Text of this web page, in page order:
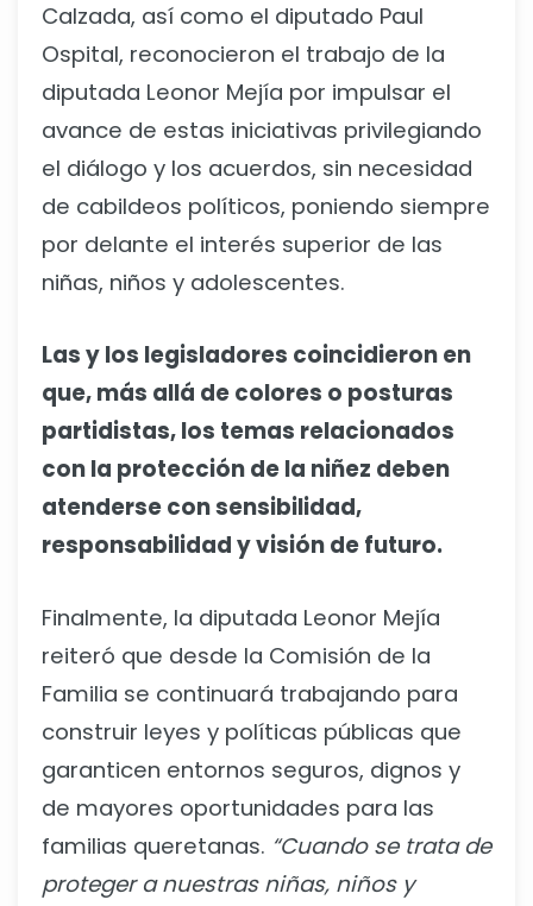
Calzada, así como el diputado Paul
Ospital, reconocieron el trabajo de la
diputada Leonor Mejía por impulsar el
avance de estas iniciativas privilegiando
el diálogo y los acuerdos, sin necesidad
de cabildeos políticos, poniendo siempre
por delante el interés superior de las
niñas, niños y adolescentes.
Las y los legisladores coincidieron en
que, más allá de colores o posturas
partidistas, los temas relacionados
con la protección de la niñez deben
atenderse con sensibilidad,
responsabilidad y visión de futuro.
Finalmente, la diputada Leonor Mejía
reiteró que desde la Comisión de la
Familia se continuará trabajando para
construir leyes y políticas públicas que
garanticen entornos seguros, dignos y
de mayores oportunidades para las
familias queretanas. “Cuando se trata de
proteger a nuestras niñas, niños y